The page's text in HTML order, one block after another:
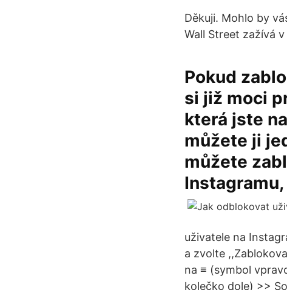
Děkuji. Mohlo by
Wall Street zažívá
Pokud
si již moci
která jste
můžete ji
můžete
uživatele na
a zvolte
na ≡ (symbol
kolečko dole) >>